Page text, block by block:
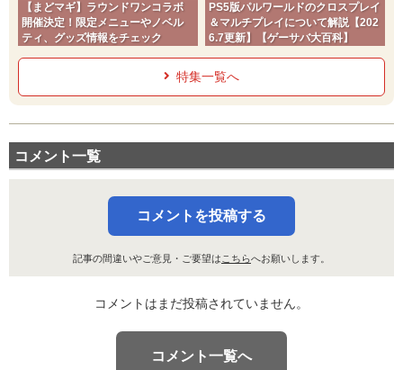
物理 威力 60 命中 100 PP 15 (24)
ゴースト のろい
命中 --
【まどマギ】ラウンドワンコラボ
開催決定！限定メニューやノベル
ティ、グッズ情報をチェック
PS5版パルワールドのクロスプレイ
＆マルチプレイについて解説【202
6.7更新】【ゲーサバ大百科】
特集一覧へ
コメント一覧
コメントを投稿する
記事の間違いやご意見・ご要望は こちらへお願いします。
コメントはまだ投稿されていません。
コメント一覧へ